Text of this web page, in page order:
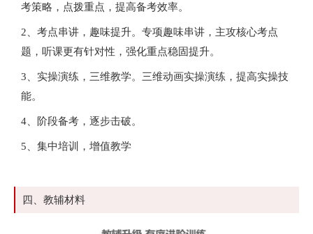
考策略，点拨重点，提高备考效率。
2、考点串讲，趣味提升。专项趣味串讲，主攻核心考点
题，听课更有针对性，强化重点稳固提升。
3、实操演练，三维教学。三维动画实操演练，提高实操技
能。
4、阶段备考，逐步击破。
5、集中培训，增值教学
四、教辅材料